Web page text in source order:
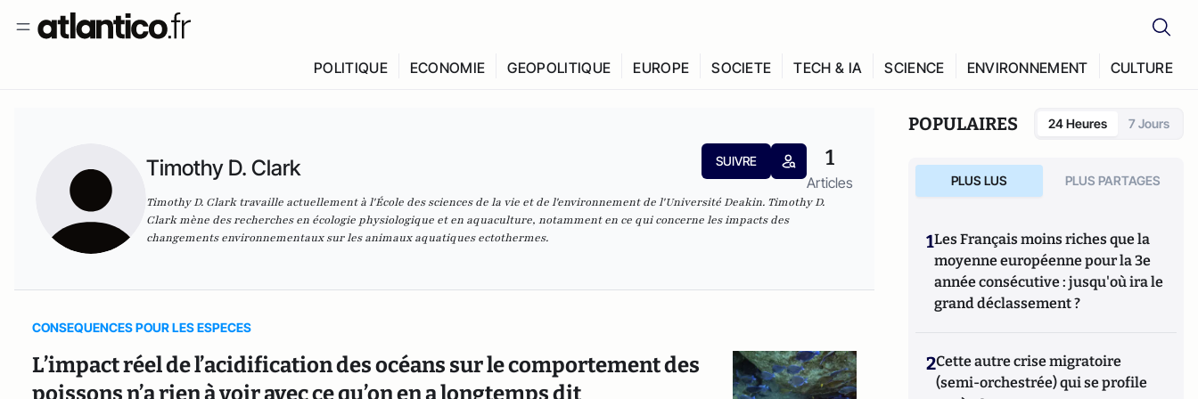
POLITIQUE ECONOMIE GEOPOLITIQUE EUROPE SOCIETE TECH & IA SCIENCE ENVIRONNEMENT CULTURE
Timothy D. Clark SUIVRE 1
Articles
Timothy D. Clark travaille actuellement à l'École des sciences de la vie et de l'environnement de l'Université Deakin. Timothy D.
Clark mène des recherches en écologie physiologique et en aquaculture, notamment en ce qui concerne les impacts des
changements environnementaux sur les animaux aquatiques ectothermes.
CONSEQUENCES POUR LES ESPECES
L’impact réel de l’acidification des océans sur le comportement des
poissons n’a rien à voir avec ce qu’on en a longtemps dit
POPULAIRES 24 Heures 7 Jours
PLUS LUS PLUS PARTAGES
1Les Français moins riches que la
moyenne européenne pour la 3e
année consécutive : jusqu'où ira le
grand déclassement ?
2Cette autre crise migratoire
(semi-orchestrée) qui se profile